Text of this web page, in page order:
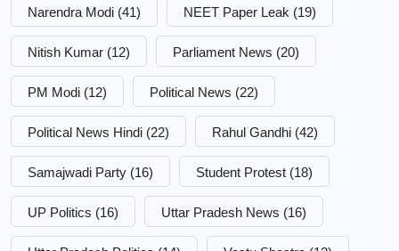
Narendra Modi (41) NEET Paper Leak (19)
Nitish Kumar (12) Parliament News (20)
PM Modi (12) Political News (22)
Political News Hindi (22) Rahul Gandhi (42)
Samajwadi Party (16) Student Protest (18)
UP Politics (16) Uttar Pradesh News (16)